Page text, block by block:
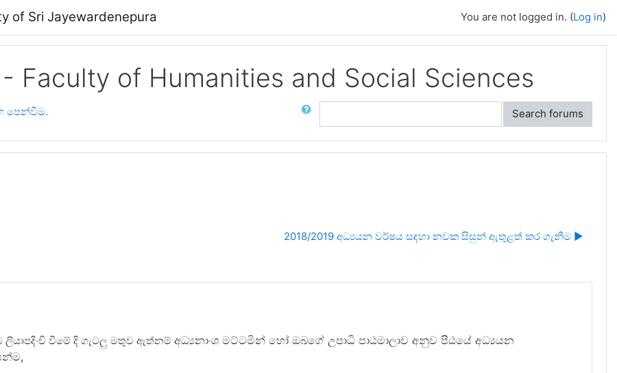
of Sri Jayewardenepura You are not logged in. (Log in)
Faculty of Humanities and Social Sciences
පෙන්වීම.
Search forums
2018/2019 අධ්‍යයන වර්ෂය සඳහා නවක සිසුන් ඇතුළත් කර ගැනීම ▶︎
ලියාපදිංචි වීමේ දි ගැටලු මතුව ඇත්නම් අධ්‍යනාංශ මට්ටමින් හෝ ඔබගේ උපාධි පාඨමාලාව අනුව පීඨයේ අධ්‍යයන